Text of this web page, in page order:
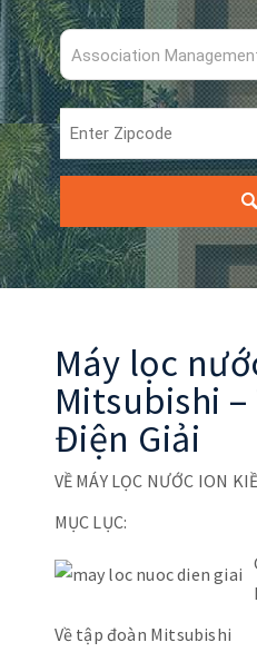
Máy lọc
Mitsubishi –
Điện Giải
VỀ MÁY LỌC NƯỚC ION
MỤC LỤC:
Về tập đoàn Mitsubishi